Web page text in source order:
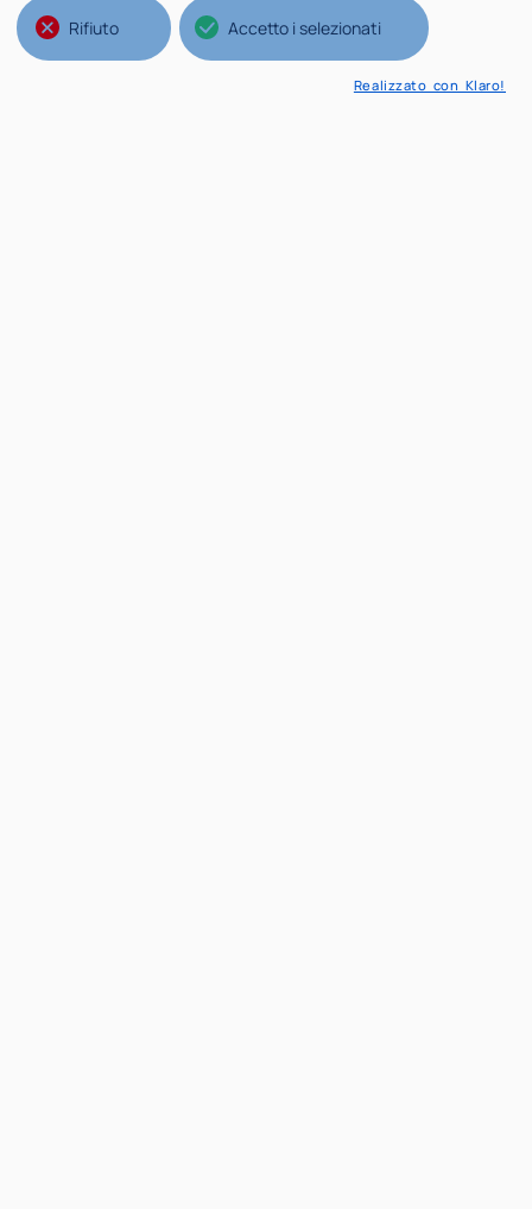
Rifiuto Accetto i selezionati
Realizzato con Klaro!